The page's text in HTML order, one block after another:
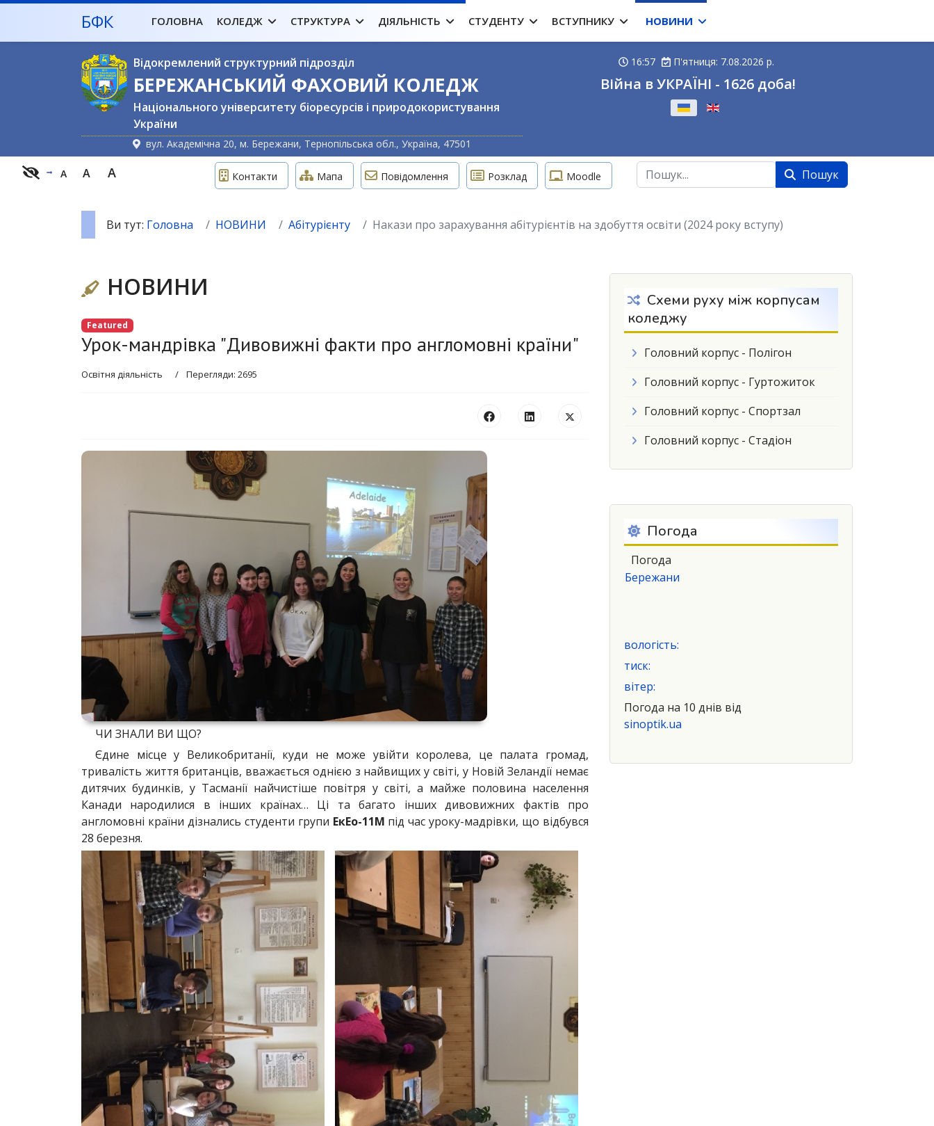
БФК ГОЛОВНА КОЛЕДЖ СТРУКТУРА ДІЯЛЬНІСТЬ СТУДЕНТУ ВСТУПНИКУ НОВИНИ
Відокремлений структурний підрозділ
БЕРЕЖАНСЬКИЙ ФАХОВИЙ КОЛЕДЖ
Національного університету біоресурсів і природокористування
України
вул. Академічна 20, м. Бережани, Тернопільська обл., Україна, 47501
16:57 П'ятниця: 7.08.2026 р.
Війна в УКРАЇНІ - 1626 доба!
A A A Контакти Мапа Повідомлення Розклад Moodle Пошук Пошук
Ви тут: Головна НОВИНИ Абітурієнту Накази про зарахування абітурієнтів на здобуття освіти (2024 року вступу)
НОВИНИ
Featured
Урок-мандрівка "Дивовижні факти про англомовні країни"
Освітня діяльність Перегляди: 2695
ЧИ ЗНАЛИ ВИ ЩО?
Єдине місце у Великобританії, куди не може увійти королева, це палата громад,
тривалість життя британців, вважається однією з найвищих у світі, у Новій Зеландії немає
дитячих будинків, у Тасманії найчистіше повітря у світі, а майже половина населення
Канади народилися в інших країнах… Ці та багато інших дивовижних фактів про
англомовні країни дізнались студенти групи ЕкЕо-11М під час уроку-мадрівки, що відбувся
28 березня.
Схеми руху між корпусам
коледжу
Головний корпус - Полігон
Головний корпус - Гуртожиток
Головний корпус - Спортзал
Головний корпус - Стадіон
Погода
Погода
Бережани
вологість:
тиск:
вітер:
Погода на 10 днів від
sinoptik.ua